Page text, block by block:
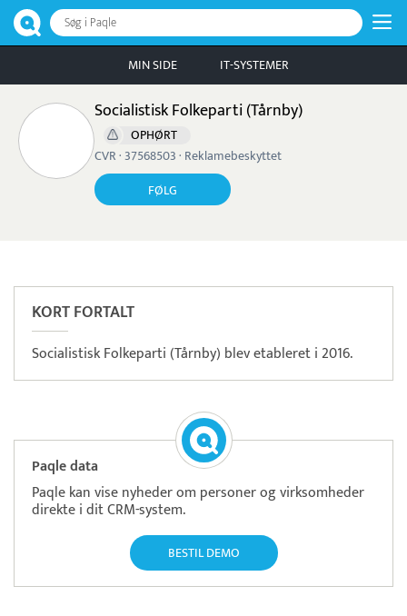
Søg i Paqle
MIN SIDE IT-SYSTEMER
Socialistisk Folkeparti (Tårnby)
OPHØRT
CVR · 37568503 · Reklamebeskyttet
FØLG
KORT FORTALT
Socialistisk Folkeparti (Tårnby) blev etableret i 2016.
Paqle data
Paqle kan vise nyheder om personer og virksomheder
direkte i dit CRM-system.
BESTIL DEMO